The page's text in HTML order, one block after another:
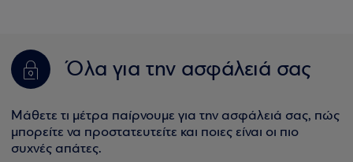
Όλα για την ασφάλειά σας
Μάθετε τι μέτρα παίρνουμε για την ασφάλειά σας, πώς
μπορείτε να προστατευτείτε και ποιες είναι οι πιο
συχνές απάτες.